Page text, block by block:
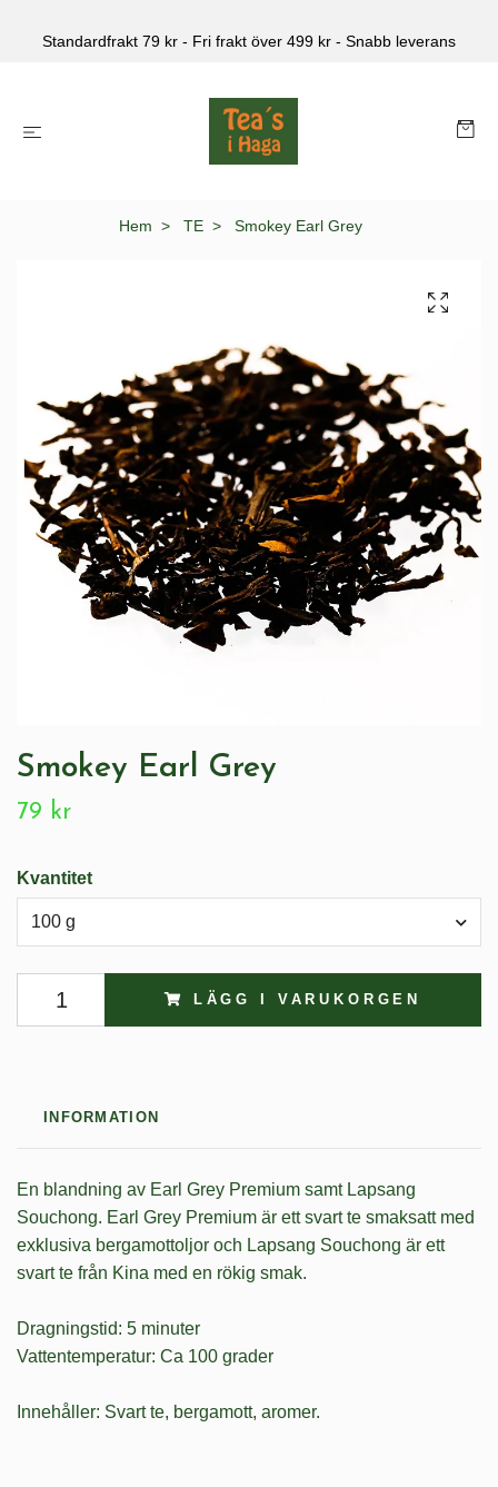
Standardfrakt 79 kr - Fri frakt över 499 kr - Snabb leverans
Hem TE Smokey Earl Grey
Smokey Earl Grey
79 kr
Kvantitet
100 g
LÄGG I VARUKORGEN
INFORMATION
En blandning av Earl Grey Premium samt Lapsang
Souchong. Earl Grey Premium är ett svart te smaksatt med
exklusiva bergamottoljor och Lapsang Souchong är ett
svart te från Kina med en rökig smak.
Dragningstid: 5 minuter
Vattentemperatur: Ca 100 grader
Innehåller: Svart te, bergamott, aromer.